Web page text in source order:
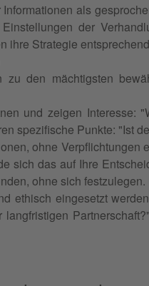
als
der
ihre Strategie
zu den mächtigsten
und zeigen Interesse:
spezifische Punkte: "Ist
ohne Verpflichtungen
sich das auf Ihre
ohne sich festzulegen.
ethisch eingesetzt